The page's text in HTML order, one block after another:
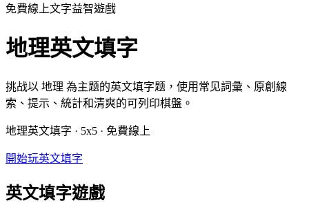
免費線上文字益智遊戲
地理英文填字
挑战以 地理 為主题的英文填字题，使用常见詞彙、原創線
索、提示、統計和清爽的可列印棋盤。
地理英文填字 · 5x5 · 免費線上
開始玩英文填字
英文填字遊戲